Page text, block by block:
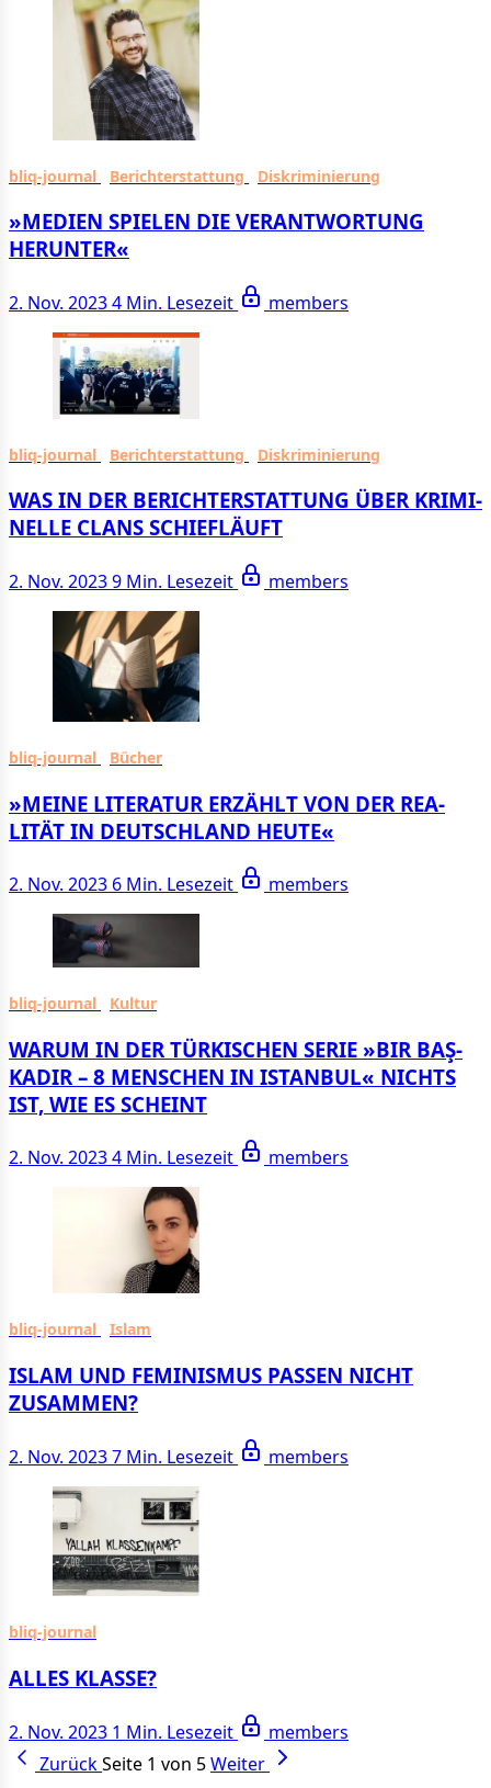
bliq-journal Berichterstattung Diskriminierung
»ME­DIEN SPIE­LEN DIE VER­ANT­WORTUNG
HERUNTER«
2. Nov. 20234 Min. Lesezeit members
bliq-journal Berichterstattung Diskriminierung
WAS IN DER BERICHT­ERSTATTUNG ÜBER KRIMI­
NELLE CLANS SCHIEF­LÄUFT
2. Nov. 20239 Min. Lesezeit members
bliq-journal Bücher
»MEINE LITE­RATUR ERZÄHLT VON DER REA­
LITÄT IN DEUTSCH­LAND HEUTE«
2. Nov. 2023 6 Min. Lesezeit members
bliq-journal Kultur
WARUM IN DER TÜR­KISCHEN SERIE »BIR BAŞ­
KADIR – 8 MEN­SCHEN IN ISTAN­BUL« NICHTS
IST, WIE ES SCHEINT
2. Nov. 20234 Min. Lesezeit members
bliq-journal Islam
ISLAM UND FE­MINISMUS PASSEN NICHT
ZUSAMMEN?
2. Nov. 20237 Min. Lesezeit members
bliq-journal
ALLES KLASSE?
2. Nov. 2023 1 Min. Lesezeit
members
ZurückSeite 1 von 5Weiter